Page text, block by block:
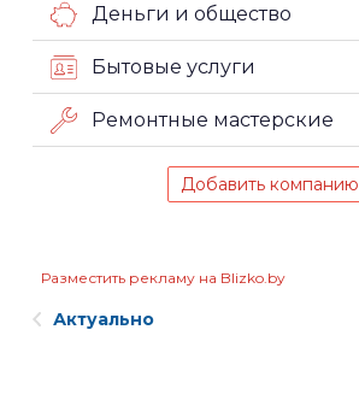
Деньги и общество
Бытовые услуги
Ремонтные мастерские
Добавить компанию
Разместить рекламу на Blizko.by
Актуально